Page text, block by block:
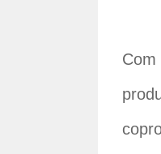
Com